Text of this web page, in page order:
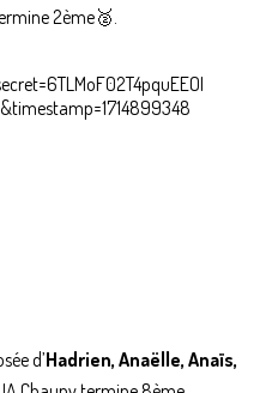
2ème🥈.
d’Hadrien, Anaëlle, Anaïs,